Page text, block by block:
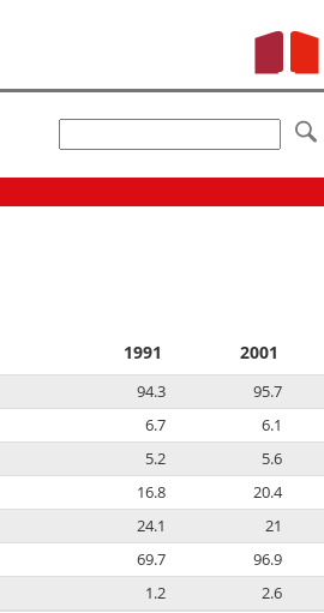
1991 2001
94.3 95.7
6.7 6.1
5.2 5.6
16.8 20.4
24.1 21
69.7 96.9
1.2 2.6